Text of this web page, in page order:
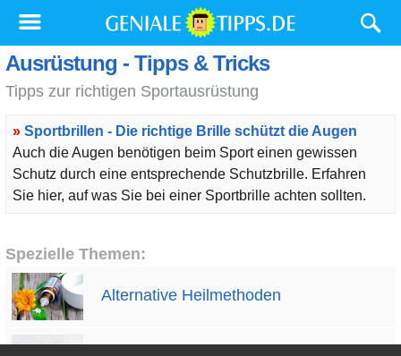
Ausrüstung - Tipps & Tricks
Tipps zur richtigen Sportausrüstung
» Sportbrillen - Die richtige Brille schützt die Augen
Auch die Augen benötigen beim Sport einen gewissen
Schutz durch eine entsprechende Schutzbrille. Erfahren
Sie hier, auf was Sie bei einer Sportbrille achten sollten.
Spezielle Themen:
Alternative Heilmethoden